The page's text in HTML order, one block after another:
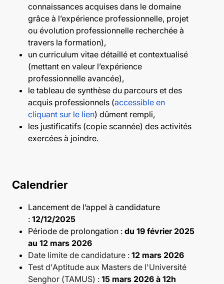
connaissances acquises dans le domaine
grâce à l’expérience professionnelle, projet
ou évolution professionnelle recherchée à
travers la formation),
un curriculum vitae détaillé et contextualisé
(mettant en valeur l’expérience
professionnelle avancée),
le tableau de synthèse du parcours et des
acquis professionnels (accessible en
cliquant sur le lien) dûment rempli,
les justificatifs (copie scannée) des activités
exercées à joindre.
Calendrier
Lancement de l’appel à candidature
: 12/12/2025
Période de prolongation : du 19 février 2025
au 12 mars 2026
Date limite de candidature : 12 mars 2026
Test d'Aptitude aux Masters de l'Université
Senghor (TAMUS) : 15 mars 2026 à 12h